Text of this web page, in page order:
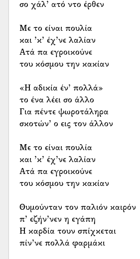
σο χάλ’ ατό ντο έρθεν
Με το είναι πουλία
και ’κ’ έχ’νε λαλίαν
Ατά πα εγροικούνε
του κόσμου την κακίαν
«Η αδικία έν’ πολλά»
το ένα λέει σο άλλο
Για πέντε ψωροτάληρα
σκοτών’ ο εις τον άλλον
Με το είναι πουλία
και ’κ’ έχ’νε λαλίαν
Ατά πα εγροικούνε
του κόσμου την κακίαν
Θυμούνταν τον παλιόν καιρόν
π’ εζήν’νεν η εγάπη
Η καρδία τουν σπίχκεται
πίν’νε πολλά φαρμάκι